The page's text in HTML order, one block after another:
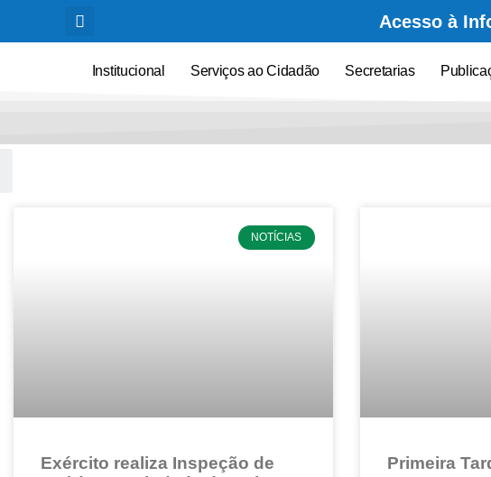
Acesso à
Institucional Serviços ao Cidadão Secretarias
NOTÍCIAS
Exército realiza Inspeção de
Primeira